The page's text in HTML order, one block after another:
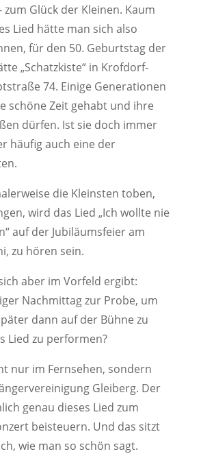
Glück der Kleinen. Kaum
Lied hätte man sich also
für den 50. Geburtstag der
„Schatzkiste“ in Krofdorf-
74. Einige Generationen
schöne Zeit gehabt und ihre
dürfen. Ist sie doch immer
häufig auch eine der
die Kleinsten toben,
wird das Lied „Ich wollte nie
auf der Jubiläumsfeier am
zu hören sein.
aber im Vorfeld ergibt:
Nachmittag zur Probe, um
dann auf der Bühne zu
Lied zu performen?
nur im Fernsehen, sondern
Gleiberg. Der
genau dieses Lied zum
beisteuern. Und das sitzt
wie man so schön sagt.